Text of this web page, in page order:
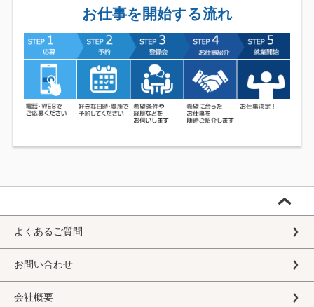
お仕事を開始する流れ
よくあるご質問
お問い合わせ
会社概要